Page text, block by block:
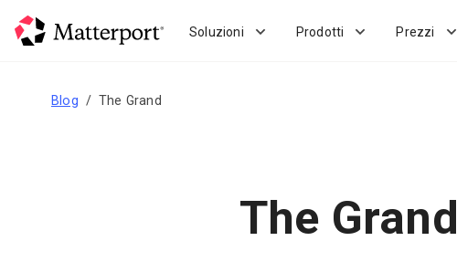
Soluzioni Prodotti Prezzi
Blog The Grand
The Grand